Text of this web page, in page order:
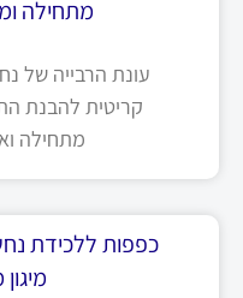
מתחילה
עונת הרבייה של
קריטית להבנת
מתחילה
כפפות ללכידת